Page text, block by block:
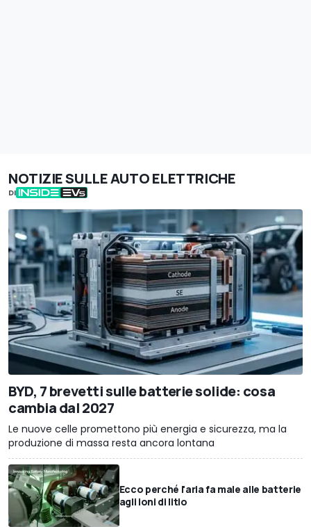
NOTIZIE SULLE AUTO ELETTRICHE
DI
BYD, 7 brevetti sulle batterie solide: cosa
cambia dal 2027
Le nuove celle promettono più energia e sicurezza, ma la
produzione di massa resta ancora lontana
Ecco perché l'aria fa male alle batterie
agli ioni di litio